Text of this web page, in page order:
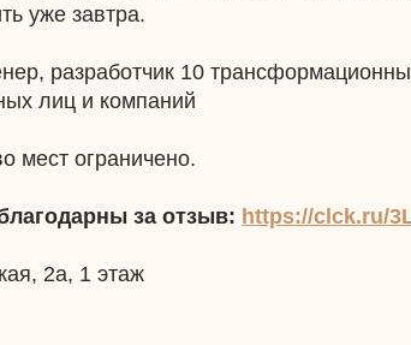
уже завтра.
разработчик 10
лиц и компаний
мест ограничено.
за отзыв: https://clck.ru/
2а, 1 этаж